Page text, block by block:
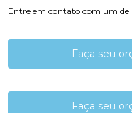
Entre em contato com um de
Faça seu
Faça seu